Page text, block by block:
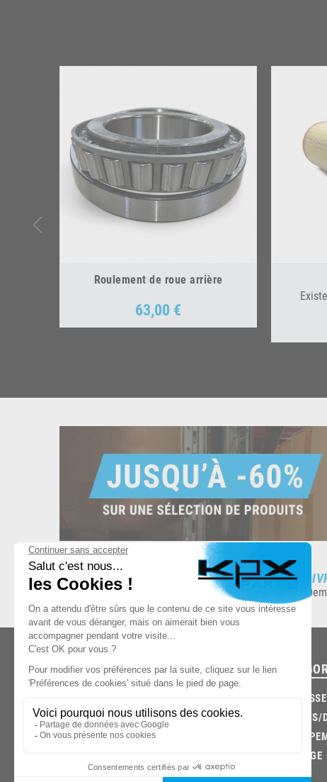
Roulement de roue arrière
Prix
63,00 €
ESPACE DE STOCKAGE
8.500 produits en stock
03.85.32.96.74
© 2026 -KPX PARTS- SITE CRÉÉ PARLET'S CLIC
FREINAGE